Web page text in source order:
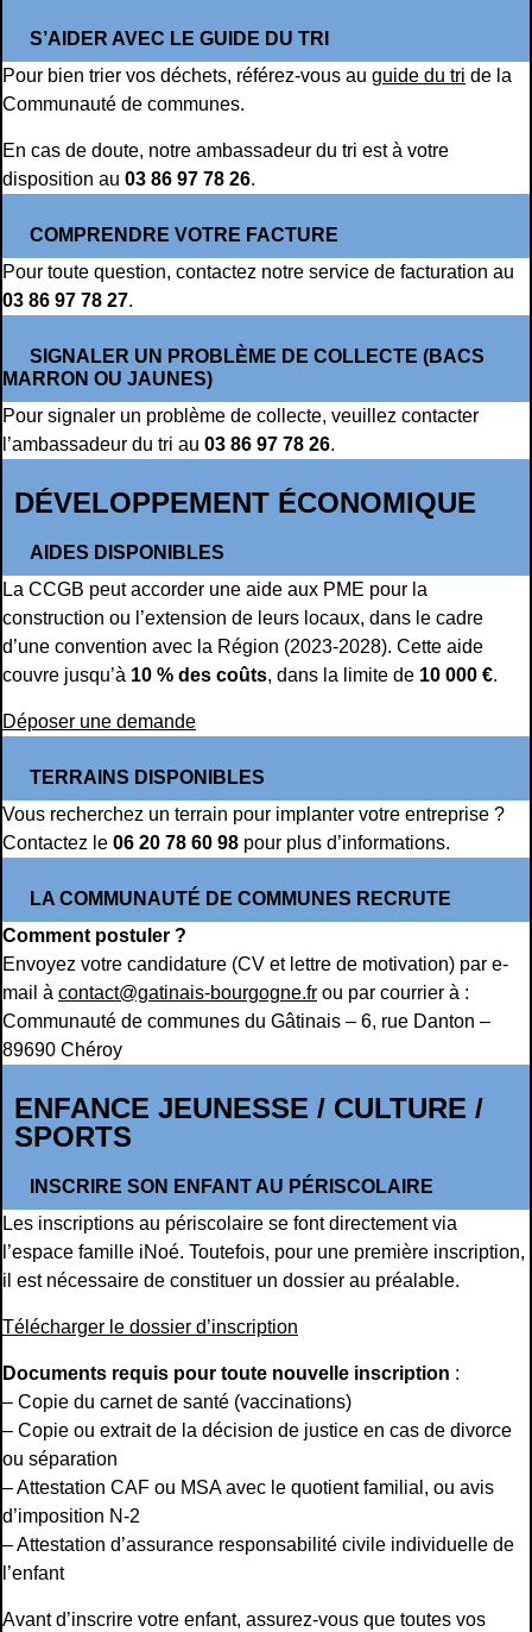
S’AIDER AVEC LE GUIDE DU TRI
Pour bien trier vos déchets, référez-vous au guide du tri de la
Communauté de communes.
En cas de doute, notre ambassadeur du tri est à votre
disposition au 03 86 97 78 26.
COMPRENDRE VOTRE FACTURE
Pour toute question, contactez notre service de facturation au
03 86 97 78 27.
SIGNALER UN PROBLÈME DE COLLECTE (BACS
MARRON OU JAUNES)
Pour signaler un problème de collecte, veuillez contacter
l’ambassadeur du tri au 03 86 97 78 26.
DÉVELOPPEMENT ÉCONOMIQUE
AIDES DISPONIBLES
La CCGB peut accorder une aide aux PME pour la
construction ou l’extension de leurs locaux, dans le cadre
d’une convention avec la Région (2023-2028). Cette aide
couvre jusqu’à 10 % des coûts, dans la limite de 10 000 €.
Déposer une demande
TERRAINS DISPONIBLES
Vous recherchez un terrain pour implanter votre entreprise ?
Contactez le 06 20 78 60 98 pour plus d’informations.
LA COMMUNAUTÉ DE COMMUNES RECRUTE
Comment postuler ?
Envoyez votre candidature (CV et lettre de motivation) par e-
mail à contact@gatinais-bourgogne.fr ou par courrier à :
Communauté de communes du Gâtinais – 6, rue Danton –
89690 Chéroy
ENFANCE JEUNESSE / CULTURE /
SPORTS
INSCRIRE SON ENFANT AU PÉRISCOLAIRE
Les inscriptions au périscolaire se font directement via
l’espace famille iNoé. Toutefois, pour une première inscription,
il est nécessaire de constituer un dossier au préalable.
Télécharger le dossier d’inscription
Documents requis pour toute nouvelle inscription :
– Copie du carnet de santé (vaccinations)
– Copie ou extrait de la décision de justice en cas de divorce
ou séparation
– Attestation CAF ou MSA avec le quotient familial, ou avis
d’imposition N-2
– Attestation d’assurance responsabilité civile individuelle de
l’enfant
Avant d’inscrire votre enfant, assurez-vous que toutes vos